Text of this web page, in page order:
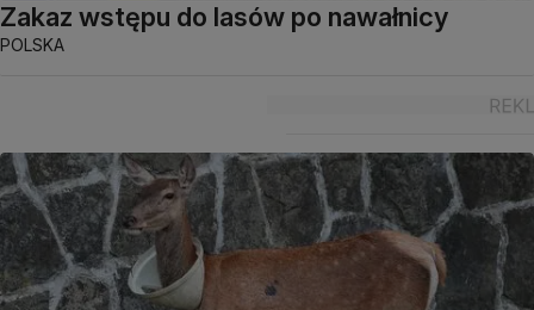
Zakaz wstępu do lasów po nawałnicy
POLSKA